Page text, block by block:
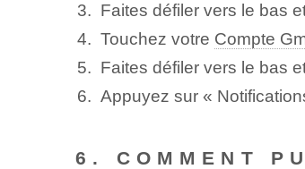
Faites défiler vers le bas
Touchez votre Compte
Faites défiler vers le bas
Appuyez sur «
6. COMMENT